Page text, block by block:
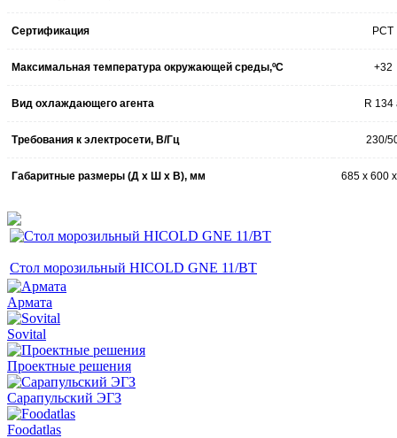
Сертификация РСТ
Максимальная температура окружающей среды,ºC +32
Вид охлаждающего агента R 134
Требования к электросети, В/Гц 230/
Габаритные размеры (Д x Ш x В), мм 685 х 600
Стол морозильный HICOLD GNE 11/BT
Армата
Sovital
Проектные решения
Сарапульский ЭГЗ
Foodatlas